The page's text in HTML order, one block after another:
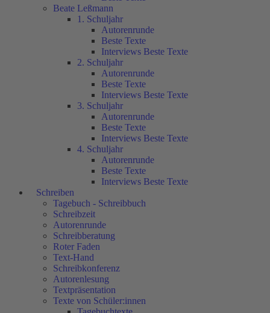
Beate Leßmann
1. Schuljahr
Autorenrunde
Beste Texte
Interviews Beste Texte
2. Schuljahr
Autorenrunde
Beste Texte
Interviews Beste Texte
3. Schuljahr
Autorenrunde
Beste Texte
Interviews Beste Texte
4. Schuljahr
Autorenrunde
Beste Texte
Interviews Beste Texte
Schreiben
Tagebuch - Schreibbuch
Schreibzeit
Autorenrunde
Schreibberatung
Roter Faden
Text-Hand
Schreibkonferenz
Autorenlesung
Textpräsentation
Texte von Schüler:innen